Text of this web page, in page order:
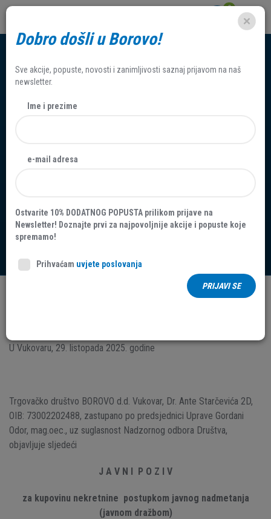
0
J A V N I P O Z I V za
postupkom javnog
nadmetanja (javnom
U Vukovaru, 29. listopada 2025. godine
Trgovačko društvo BOROVO d.d. Vukovar, Dr. Ante Starčevića 2D,
OIB: 73002202488, zastupano po predsjednici Uprave Gordani
Odor, mag.oec., uz suglasnost Nadzornog odbora Društva,
objavljuje sljedeći
J A V N I P O Z I V
za kupovinu nekretnine postupkom javnog nadmetanja
(javnom dražbom)
Dobro došli u Borovo!
Sve akcije, popuste, novosti i zanimljivosti saznaj prijavom na naš
newsletter.
Ime i prezime
e-mail adresa
Ostvarite 10% DODATNOG POPUSTA prilikom prijave na
Newsletter! Doznajte prvi za najpovoljnije akcije i popuste koje
spremamo!
Prihvaćam uvjete poslovanja
PRIJAVI SE